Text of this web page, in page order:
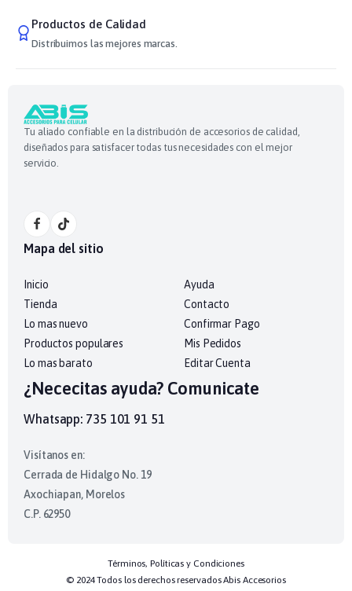
Productos de Calidad
Distribuimos las mejores marcas.
Tu aliado confiable en la distribución de accesorios de calidad,
diseñados para satisfacer todas tus necesidades con el mejor
servicio.
Mapa del sitio
Inicio
Tienda
Lo mas nuevo
Productos populares
Lo mas barato
Ayuda
Contacto
Confirmar Pago
Mis Pedidos
Editar Cuenta
¿Nececitas ayuda? Comunicate
Whatsapp: 735 101 91 51
Visítanos en:
Cerrada de Hidalgo No. 19
Axochiapan, Morelos
C.P. 62950
© 2024 Todos los derechos reservados Abis Accesorios
Términos, Políticas y Condiciones